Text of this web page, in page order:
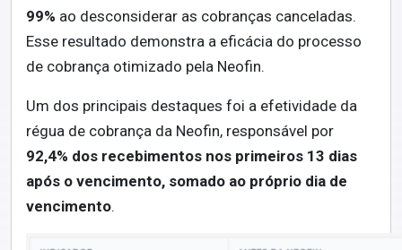
99% ao desconsiderar as cobranças canceladas.
Esse resultado demonstra a eficácia do processo
de cobrança otimizado pela Neofin.
Um dos principais destaques foi a efetividade da
régua de cobrança da Neofin, responsável por
92,4% dos recebimentos nos primeiros 13 dias
após o vencimento, somado ao próprio dia de
vencimento.